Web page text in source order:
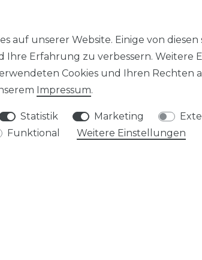
verpackt im
auf unserer Website. Einige von
Ihre Erfahrung zu verbessern.
Cookies und Ihren Rechten
Impressum.
Statistik Marketing
Funktional Weitere Einstellungen